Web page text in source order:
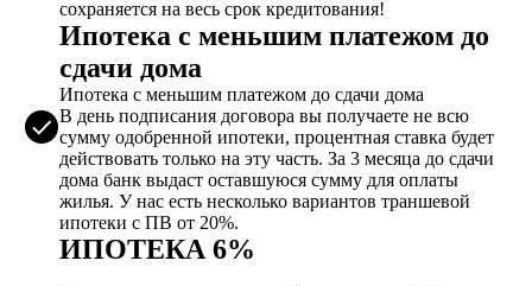
сохраняется на весь срок кредитования!
Ипотека с меньшим платежом до
сдачи дома
Ипотека с меньшим платежом до сдачи дома
В день подписания договора вы получаете не всю
сумму одобренной ипотеки, процентная ставка будет
действовать только на эту часть. За 3 месяца до сдачи
дома банк выдаст оставшуюся сумму для оплаты
жилья. У нас есть несколько вариантов траншевой
ипотеки с ПВ от 20%.
ИПОТЕКА 6%